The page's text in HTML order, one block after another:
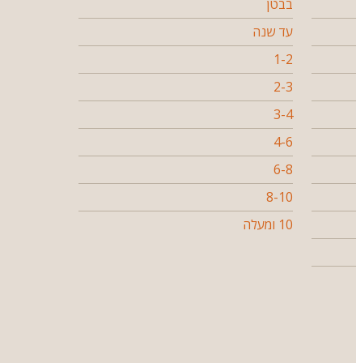
בבטן
עד שנה
1-2
2-3
3-4
4-6
6-8
8-10
10 ומעלה